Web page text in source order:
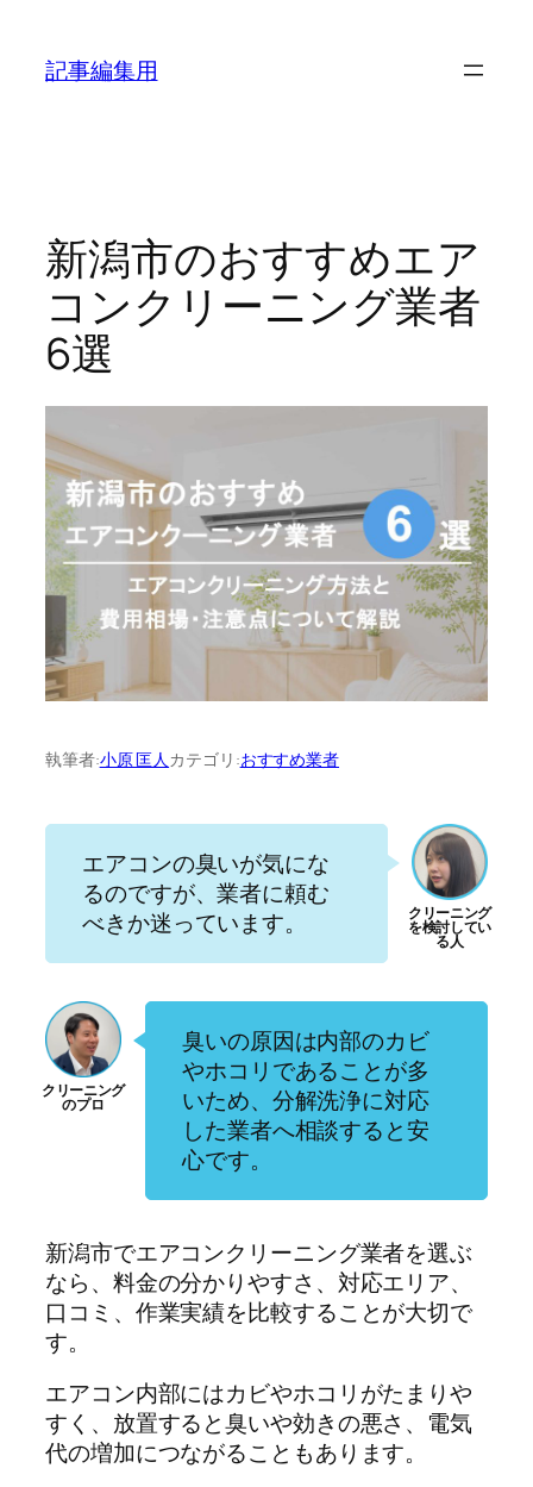
記事編集用
新潟市のおすすめエア
コンクリーニング業者
6選
執筆者:小原 匡人 カテゴリ:おすすめ業者
エアコンの臭いが気にな
るのですが、業者に頼む
べきか迷っています。
臭いの原因は内部のカビ
やホコリであることが多
いため、分解洗浄に対応
した業者へ相談すると安
心です。
新潟市でエアコンクリーニング業者を選ぶ
なら、料金の分かりやすさ、対応エリア、
口コミ、作業実績を比較することが大切で
す。
エアコン内部にはカビやホコリがたまりや
すく、放置すると臭いや効きの悪さ、電気
代の増加につながることもあります。